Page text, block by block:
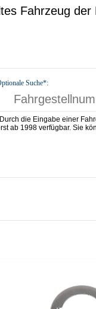
Fahrzeug der
Suche*:
die Eingabe einer
ab 1998 verfügbar. Sie